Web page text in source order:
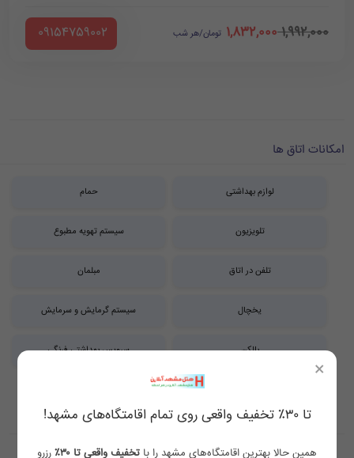
1,992,000
1,832,000 تومان/هر شب ‪ 09154759002
امکانات اتاق ها
لوازم بهداشتی حمام
تلویزیون سیستم تهویه مطبوع
تلفن در اتاق مبلمان
یخچال سیستم گرمایش و سرمایش
بالکن سرویس بهداشتی فرنگی
×
تا ۳۰٪ تخفیف واقعی روی تمام اقامتگاه‌های مشهد!
همین حالا بهترین اقامتگاه‌های مشهد را با تخفیف واقعی تا ۳۰٪ رزرو